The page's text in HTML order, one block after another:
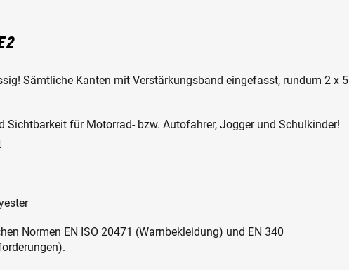
2
Sämtliche Kanten mit Verstärkungsband eingefasst, rundum 2 x 5
Sichtbarkeit für Motorrad- bzw. Autofahrer, Jogger und Schulkinder!
Normen EN ISO 20471 (Warnbekleidung) und EN 340